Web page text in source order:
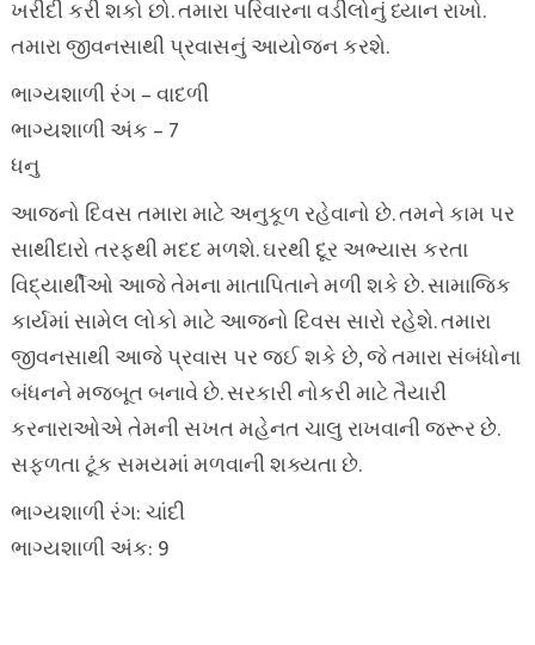
ખરીદી કરી શકો છો. તમારા પરિવારના વડીલોનું ધ્યાન રાખો.
તમારા જીવનસાથી પ્રવાસનું આયોજન કરશે.
ભાગ્યશાળી રંગ – વાદળી
ભાગ્યશાળી અંક – 7
ધનુ
આજનો દિવસ તમારા માટે અનુકૂળ રહેવાનો છે. તમને કામ પર
સાથીદારો તરફથી મદદ મળશે. ઘરથી દૂર અભ્યાસ કરતા
વિદ્યાર્થીઓ આજે તેમના માતાપિતાને મળી શકે છે. સામાજિક
કાર્યમાં સામેલ લોકો માટે આજનો દિવસ સારો રહેશે. તમારા
જીવનસાથી આજે પ્રવાસ પર જઈ શકે છે, જે તમારા સંબંધોના
બંધનને મજબૂત બનાવે છે. સરકારી નોકરી માટે તૈયારી
કરનારાઓએ તેમની સખત મહેનત ચાલુ રાખવાની જરૂર છે.
સફળતા ટૂંક સમયમાં મળવાની શક્યતા છે.
ભાગ્યશાળી રંગ: ચાંદી
ભાગ્યશાળી અંક: 9